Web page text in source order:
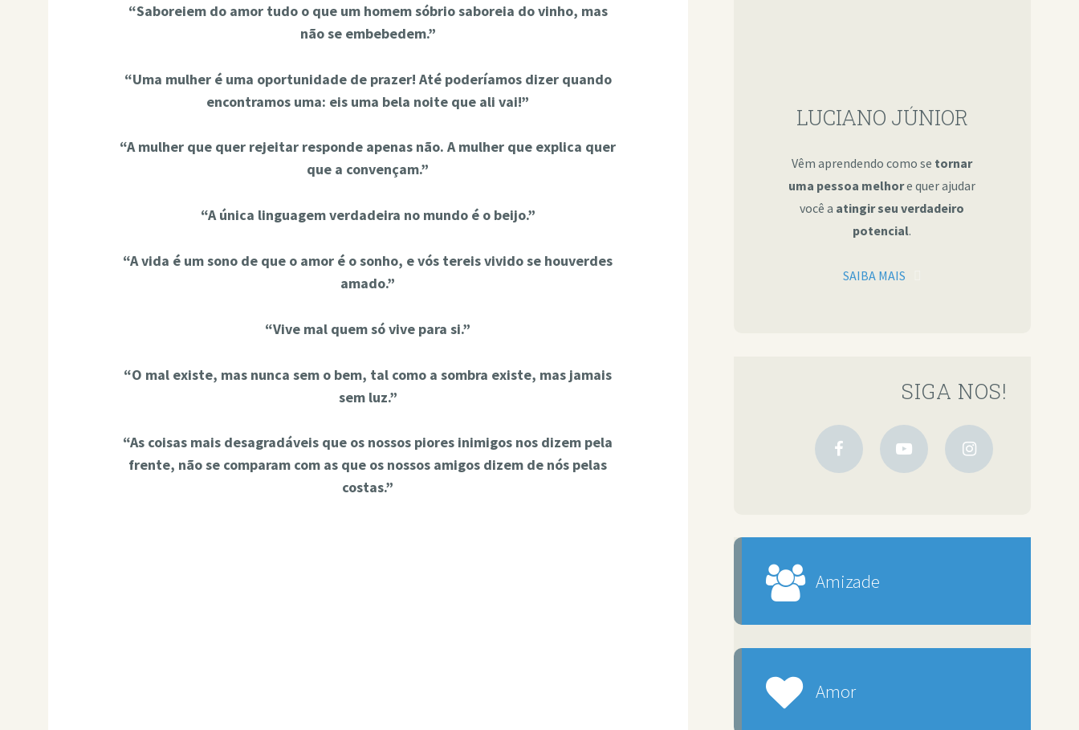
“Saboreiem do amor tudo o que um homem sóbrio saboreia do vinho, mas
não se embebedem.”
“Uma mulher é uma oportunidade de prazer! Até poderíamos dizer quando
encontramos uma: eis uma bela noite que ali vai!”
“A mulher que quer rejeitar responde apenas não. A mulher que explica quer
que a convençam.”
“A única linguagem verdadeira no mundo é o beijo.”
“A vida é um sono de que o amor é o sonho, e vós tereis vivido se houverdes
amado.”
“Vive mal quem só vive para si.”
“O mal existe, mas nunca sem o bem, tal como a sombra existe, mas jamais
sem luz.”
“As coisas mais desagradáveis que os nossos piores inimigos nos dizem pela
frente, não se comparam com as que os nossos amigos dizem de nós pelas
costas.”
LUCIANO JÚNIOR
Vêm aprendendo como se tornar
uma pessoa melhore quer ajudar
você a atingir seu verdadeiro
potencial.
SAIBA MAIS
SIGA NOS!
Amizade
Amor